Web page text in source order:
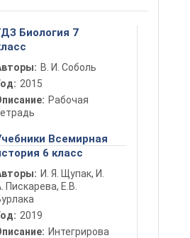
Биология 7
В. И. Соболь
2015
Рабочая
Всемирная
6 класс
И. Я. Щупак, И.
Пискарева, Е.В.
2019
Интегрирова